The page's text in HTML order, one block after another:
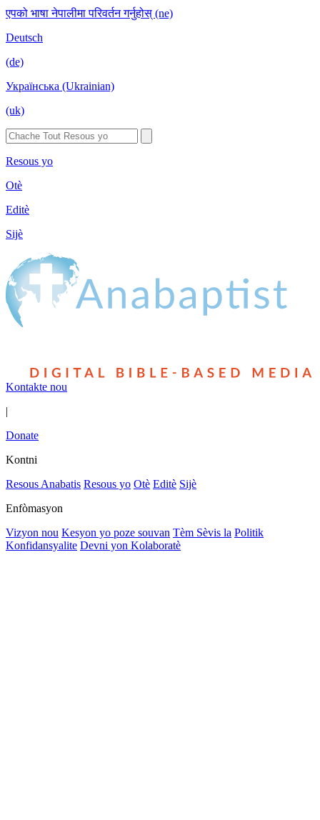
एपको भाषा नेपालीमा परिवर्तन गर्नुहोस् (ne)
Deutsch
(de)
Українська (Ukrainian)
(uk)
Resous yo
Otè
Editè
Sijè
Kontakte nou
|
Donate
Kontni
Resous Anabatis Resous yo Otè Editè Sijè
Enfòmasyon
Vizyon nou Kesyon yo poze souvan Tèm Sèvis la Politik
Konfidansyalite Devni yon Kolaboratè